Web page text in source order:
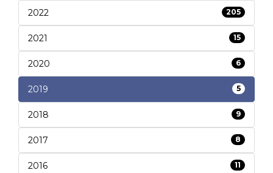
2022 205
2021 15
2020 6
2019 5
2018 9
2017 8
2016 11